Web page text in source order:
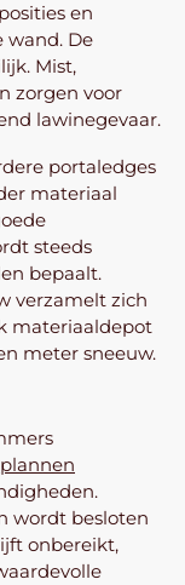
en
wand. De
Mist,
zorgen voor
lawinegevaar.
portaledges
materiaal
steeds
bepaalt.
verzamelt zich
materiaaldepot
meter sneeuw.
wordt besloten
onbereikt,